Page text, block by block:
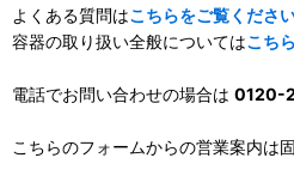
よくある質問はこちらをご覧ください
容器の取り扱い全般についてはこち
電話でお問い合わせの場合は 0120-
こちらのフォームからの営業案内は